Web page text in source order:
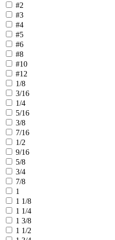
#2
#3
#4
#5
#6
#8
#10
#12
1/8
3/16
1/4
5/16
3/8
7/16
1/2
9/16
5/8
3/4
7/8
1
1 1/8
1 1/4
1 3/8
1 1/2